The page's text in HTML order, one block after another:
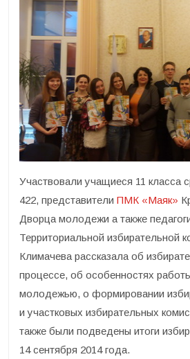
Участвовали учащиеся 11 класса
422, представители ПМК «Маяк»
Дворца молодежи а также
Территориальной избирательной
Климачева рассказала об
процессе, об особенностях
молодежью, о формировании
и участковых избирательных
также были подведены итоги
14 сентября 2014 года.